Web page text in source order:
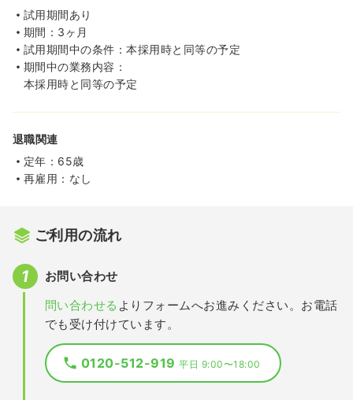
試用期間あり
期間：3ヶ月
試用期間中の条件：本採用時と同等の予定
期間中の業務内容：
本採用時と同等の予定
退職関連
定年：65歳
再雇用：なし
ご利用の流れ
お問い合わせ
問い合わせる よりフォームへお進みください。お電話
でも受け付けています。
0120-512-919平日 9:00〜18:00